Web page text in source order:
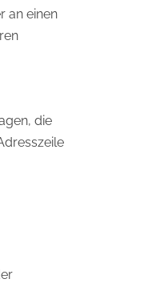
an einen
die